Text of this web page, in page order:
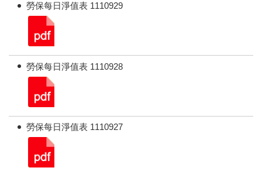
勞保每日淨值表 1110929
勞保每日淨值表 1110928
勞保每日淨值表 1110927